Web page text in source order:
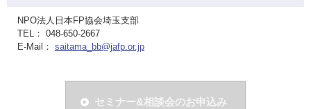
NPO法人日本FP協会埼玉支部
TEL： 048-650-2667
E-Mail： saitama_bb@jafp.or.jp
セミナー&相談会のお申込み